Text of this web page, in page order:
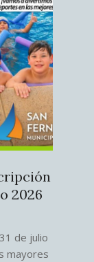
2026
de julio
mayores